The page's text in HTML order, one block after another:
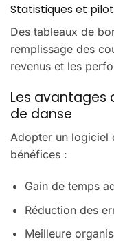
Statistiques et
Des tableaux de
remplissage des
revenus et les
Les avantages
de danse
Adopter un logiciel
bénéfices :
Gain de temps
Réduction des
Meilleure